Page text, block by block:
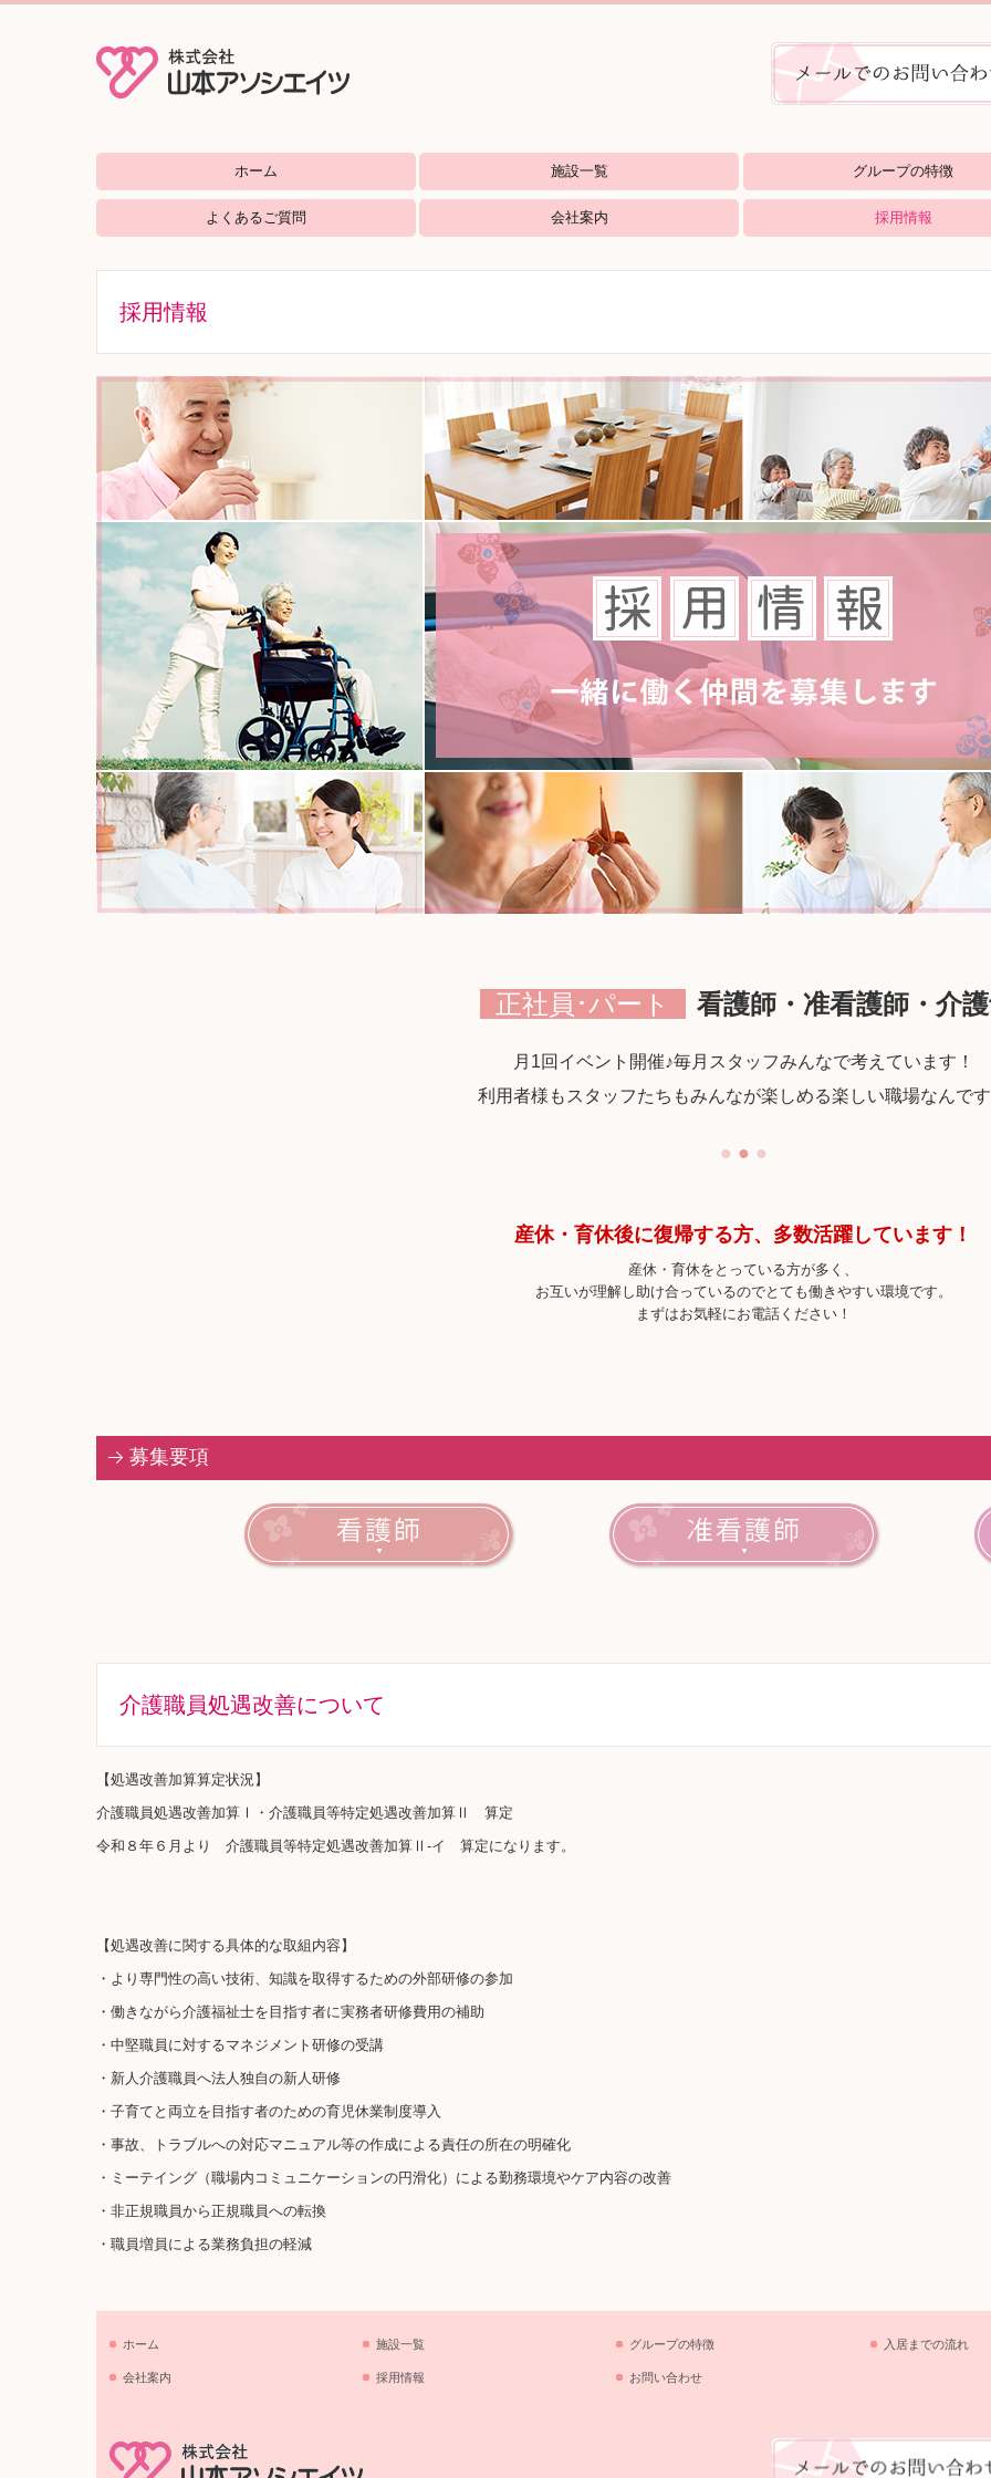
ホーム 施設一覧
グループホーム やすらぎ
ナーシングホーム せせらぎ
西の丸コミュニティー
シルバーステイツ ゆうなみ
花園コミュニティー
グループの特徴
よくあるご質問 会社案内 採用情報
採用情報
正社員･パート 看護師・准看護師・介
月1回イベント開催♪毎月スタッフみんなで考えています！
利用者様もスタッフたちもみんなが楽しめる楽しい職場なんで
● ● ●
産休・育休後に復帰する方、多数活躍しています！
産休・育休をとっている方が多く、
お互いが理解し助け合っているのでとても働きやすい環境です。
まずはお気軽にお電話ください！
募集要項
介護職員処遇改善について
【処遇改善加算算定状況】
介護職員処遇改善加算Ⅰ・介護職員等特定処遇改善加算Ⅱ 算定
令和８年６月より 介護職員等特定処遇改善加算Ⅱ-イ 算定になります。
【処遇改善に関する具体的な取組内容】
・より専門性の高い技術、知識を取得するための外部研修の参加
・働きながら介護福祉士を目指す者に実務者研修費用の補助
・中堅職員に対するマネジメント研修の受講
・新人介護職員へ法人独自の新人研修
・子育てと両立を目指す者のための育児休業制度導入
・事故、トラブルへの対応マニュアル等の作成による責任の所在の明確化
・ミーテイング（職場内コミュニケーションの円滑化）による勤務環境やケア内容の改善
・非正規職員から正規職員への転換
・職員増員による業務負担の軽減
ホーム 施設一覧 グループの特徴 入居までの流れ
会社案内 採用情報 お問い合わせ